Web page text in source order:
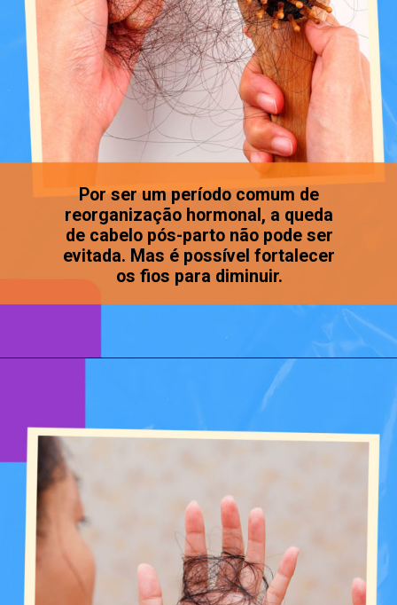
Por ser um período comum de
reorganização hormonal, a queda
de cabelo pós-parto não pode ser
evitada. Mas é possível fortalecer
os fios para diminuir.